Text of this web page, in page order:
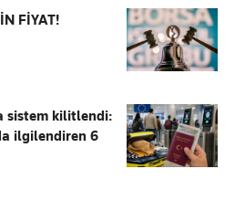
FİYAT!
sistem kilitlendi:
ilgilendiren 6